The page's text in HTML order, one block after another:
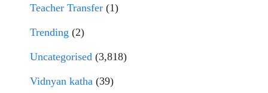
Teacher Transfer (1)
Trending (2)
Uncategorised (3,818)
Vidnyan katha (39)